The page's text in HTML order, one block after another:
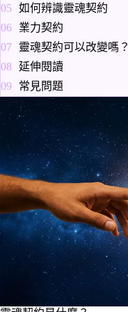
如何辨識靈魂契約
業力契約
靈魂契約可以改變嗎？
延伸閱讀
常見問題